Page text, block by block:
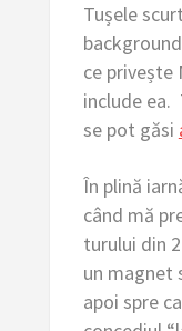
Tușele
ce privește
include ea.
se pot găsi
În plină
când mă
turului din
un magnet
apoi spre